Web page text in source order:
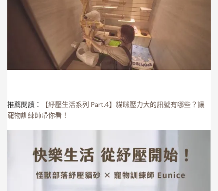
推薦閱讀：
【紓壓生活系列 Part.4】貓咪壓力大的訊號有哪些？讓
寵物訓練師帶你看！